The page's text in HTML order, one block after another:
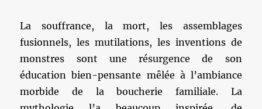
La souffrance, la mort, les assemblages
fusionnels, les mutilations, les inventions de
monstres sont une résurgence de son
éducation bien-pensante mêlée à l’ambiance
morbide de la boucherie familiale. La